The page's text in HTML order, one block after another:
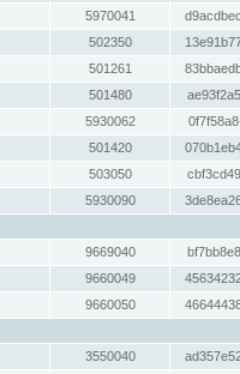
5970041
502350
501261
501480
5930062
501420
503050
5930090
9669040
9660049
9660050
3550040